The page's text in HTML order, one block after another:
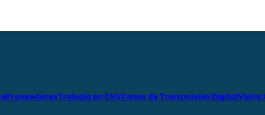
ProveedoresTrabaja en CHVZonas de Transmisión DigitalVisita